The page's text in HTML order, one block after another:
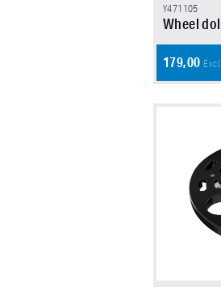
Y471105
Wheel
179,00